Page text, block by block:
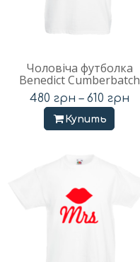
Чоловіча футболка
Benedict Cumberbatch
480 грн – 610 грн
Купить